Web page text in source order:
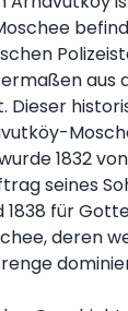
aus
Dieser
1832
seines
1838 für
deren